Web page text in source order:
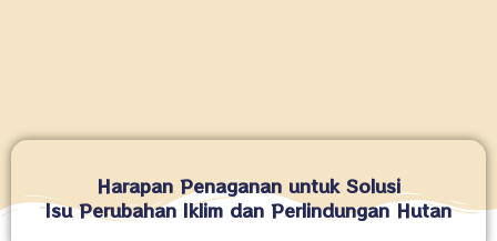
Harapan Penaganan untuk Solusi
Isu Perubahan Iklim dan Perlindungan Hutan